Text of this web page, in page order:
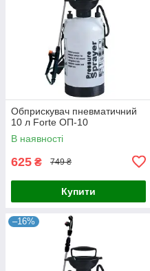
Обприскувач пневматичний
10 л Forte ОП-10
В наявності
625 ₴ 749 ₴
Купити
–16%